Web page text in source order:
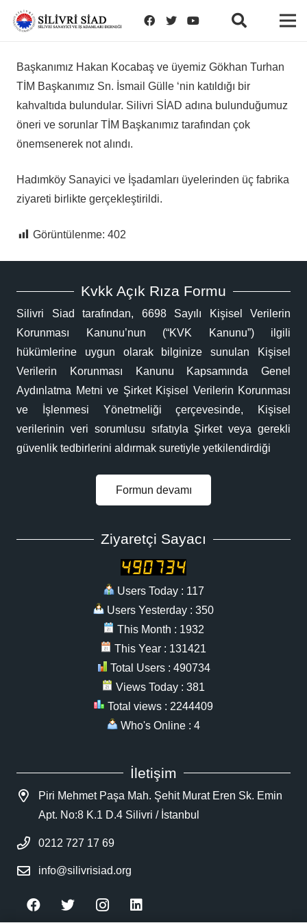
Başkanımız Hakan Kocabaş ve üyemiz Gökhan Turhan
TİM Başkanımız Sn. İsmail Gülle ‘nin katıldığı bir
kahvaltıda bulundular. Silivri SİAD adına bulunduğumuz
öneri ve sorunlar TİM Başkanımız tarafından çok
önemsenerek not alındı.
Hadımköy Sanayici ve İşadamları üyelerinden üç fabrika
ziyareti birlikte gerçekleştirildi.
Görüntülenme: 402
Kvkk Açık Rıza Formu
Silivri Siad tarafından, 6698 Sayılı Kişisel Verilerin
Korunması Kanunu’nun (“KVK Kanunu”) ilgili
hükümlerine uygun olarak bilginize sunulan Kişisel
Verilerin Korunması Kanunu Kapsamında Genel
Aydınlatma Metni ve Şirket Kişisel Verilerin Korunması
ve İşlenmesi Yönetmeliği çerçevesinde, Kişisel
verilerinin veri sorumlusu sıfatıyla Şirket veya gerekli
güvenlik tedbirlerini aldırmak suretiyle yetkilendirdiği
Formun devamı
Ziyaretçi Sayacı
Users Today : 117
Users Yesterday : 350
This Month : 1932
This Year : 131421
Total Users : 490734
Views Today : 381
Total views : 2244409
Who's Online : 4
İletişim
Piri Mehmet Paşa Mah. Şehit Murat Eren Sk. Emin
Apt. No:8 K.1 D.4 Silivri / İstanbul
0212 727 17 69
info@silivrisiad.org